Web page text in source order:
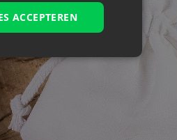
ACCEPTEREN